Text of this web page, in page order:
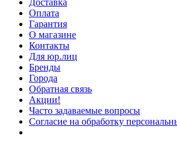
Доставка
Оплата
Гарантия
О магазине
Контакты
Для юр.лиц
Бренды
Города
Обратная связь
Акции!
Часто задаваемые вопросы
Согласие на обработку